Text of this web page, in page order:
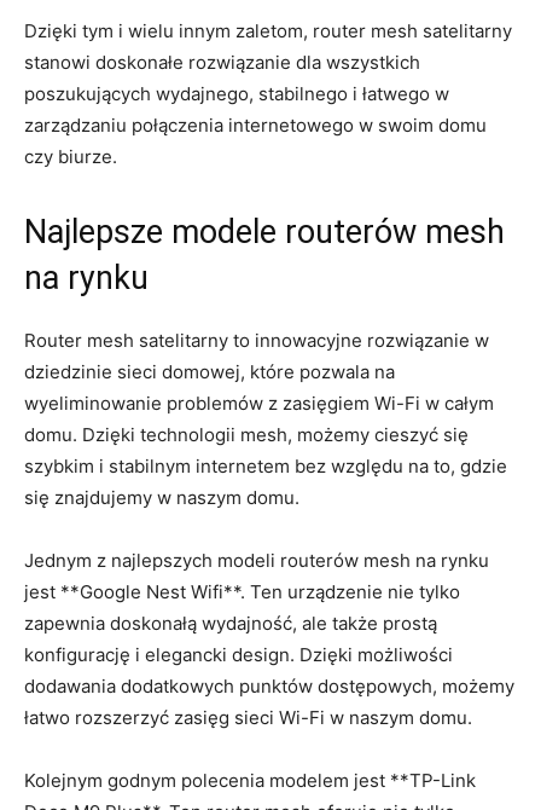
Dzięki tym i wielu innym zaletom, router mesh satelitarny
stanowi doskonałe rozwiązanie dla wszystkich
poszukujących wydajnego, stabilnego i łatwego w
zarządzaniu połączenia internetowego w swoim domu
czy biurze.
Najlepsze modele routerów mesh
na rynku
Router mesh satelitarny to innowacyjne rozwiązanie w
dziedzinie sieci domowej, które pozwala na
wyeliminowanie problemów z zasięgiem Wi-Fi w całym
domu. Dzięki technologii mesh, możemy cieszyć się
szybkim i stabilnym internetem bez względu na to, gdzie
się znajdujemy w naszym domu.
Jednym z najlepszych modeli routerów mesh na rynku
jest **Google Nest Wifi**. Ten urządzenie nie tylko
zapewnia doskonałą wydajność, ale także prostą
konfigurację i elegancki design. Dzięki możliwości
dodawania dodatkowych punktów dostępowych, możemy
łatwo rozszerzyć zasięg sieci Wi-Fi w naszym domu.
Kolejnym godnym polecenia modelem jest **TP-Link